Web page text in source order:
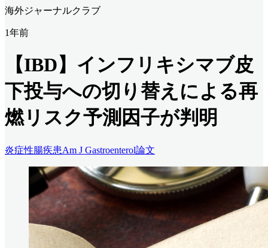
海外ジャーナルクラブ
1年前
【IBD】インフリキシマブ皮
下投与への切り替えによる再
燃リスク予測因子が判明
炎症性腸疾患Am J Gastroenterol論文